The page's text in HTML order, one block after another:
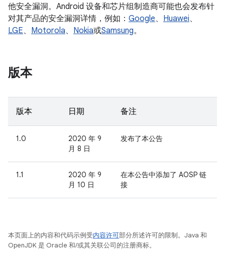
他安全漏洞。Android 设备和芯片组制造商可能也会发布针
对其产品的安全漏洞详情，例如： Google、 Huawei、
LGE、 Motorola、 Nokia或Samsung。
版本
版本 日期 备注
1.0
2020 年 9
月 8 日
发布了本公告
1.1
2020 年 9
月 10 日
在本公告中添加了 AOSP 链
接
本页面上的内容和代码示例受内容许可部分所述许可的限制。Java 和
OpenJDK 是 Oracle 和/或其关联公司的注册商标。